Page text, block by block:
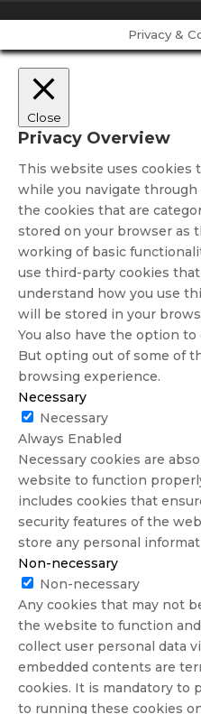
Privacy &
Close
Privacy Overview
This website uses cookies
while you navigate
the cookies that are
stored on your browser as
working of basic
use third-party cookies
understand how you use
will be stored in your
You also have the option
But opting out of some of
browsing experience.
Necessary
Necessary
Always Enabled
Necessary cookies are
website to function
includes cookies that
security features of the
store any personal
Non-necessary
Non-necessary
Any cookies that may not
the website to function
collect user personal data
embedded contents are
cookies. It is mandatory to
to running these cookies